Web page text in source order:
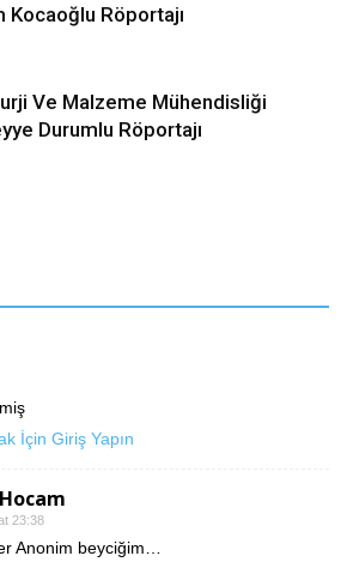
Kocaoğlu Röportajı
Ve Malzeme Mühendisliği
Durumlu Röportajı
İçin Giriş Yapın
23:38
Anonim beyciğim…